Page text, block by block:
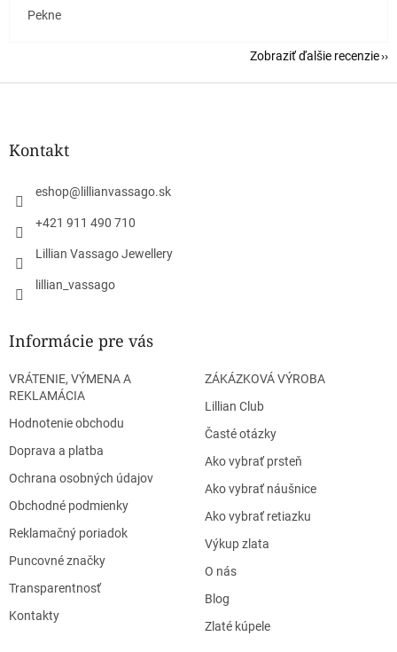
Pekne
Zobraziť ďalšie recenzie
Z
Kontakt
eshop@ lillianvassago.sk
+421 911 490 710
Lillian Vassago Jewellery
lillian_vassago
Informácie pre vás
VRÁTENIE, VÝMENA A
REKLAMÁCIA
Hodnotenie obchodu
Doprava a platba
Ochrana osobných údajov
Obchodné podmienky
Reklamačný poriadok
Puncovné značky
Transparentnosť
Kontakty
ZÁKÁZKOVÁ VÝROBA
Lillian Club
Časté otázky
Ako vybrať prsteň
Ako vybrať náušnice
Ako vybrať retiazku
Výkup zlata
O nás
Blog
Zlaté kúpele